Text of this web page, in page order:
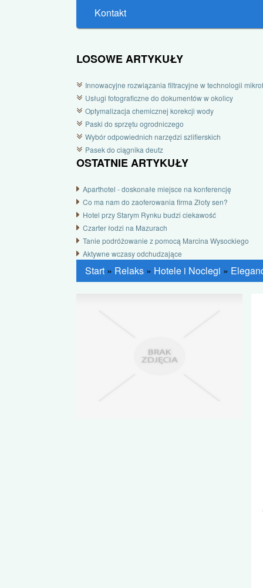
Kontakt
LOSOWE ARTYKUŁY
Innowacyjne rozwiązania filtracyjne w technologii
Usługi fotograficzne do dokumentów w okolicy
Optymalizacja chemicznej korekcji wody
Paski do sprzętu ogrodniczego
Wybór odpowiednich narzędzi szlifierskich
Pasek do ciągnika deutz
OSTATNIE ARTYKUŁY
Aparthotel - doskonałe miejsce na konferencję
Co ma nam do zaoferowania firma Złoty sen?
Hotel przy Starym Rynku budzi ciekawość
Czarter łodzi na Mazurach
Tanie podróżowanie z pomocą Marcina Wysockiego
Aktywne wczasy odchudzające
Start » Relaks » Hotele i Noclegi »